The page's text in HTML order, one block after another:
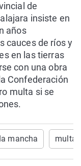
de
insiste en
años
cauces de ríos y
en las tierras
con una obra
Confederación
multa si se
mancha multas